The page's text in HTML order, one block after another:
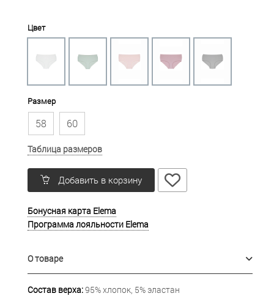
Цвет
Размер
58 60
Таблица размеров
Добавить в корзину
Бонусная карта Elema
Программа лояльности Elema
О товаре
Состав верха:95% хлопок, 5% эластан